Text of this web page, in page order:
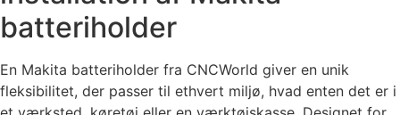
batteriholder
En Makita batteriholder fra CNCWorld giver en unik
fleksibilitet, der passer til ethvert miljø, hvad enten det er i